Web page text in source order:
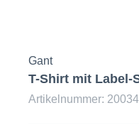
Gant
T-Shirt mit Label-
Artikelnummer: